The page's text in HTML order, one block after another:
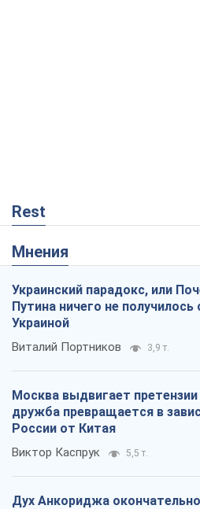
Rest
Мнения
Украинский парадокс, или
Путина ничего не получилось
Украиной
Виталий Портников 3,9 т.
Москва выдвигает претензии
дружба превращается в
России от Китая
Виктор Каспрук 5,5 т.
Дух Анкориджа окончательно